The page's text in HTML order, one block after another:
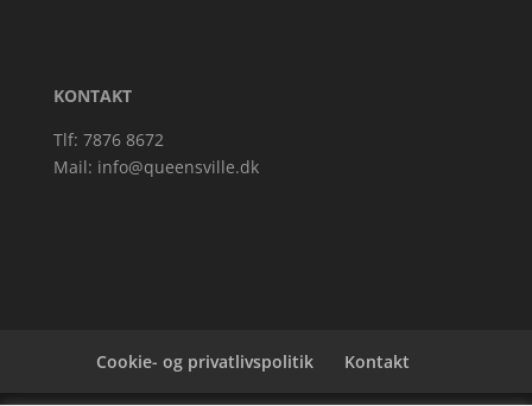
KONTAKT
Tlf: 7876 8672
Mail: info@queensville.dk
Cookie- og privatlivspolitik Kontakt